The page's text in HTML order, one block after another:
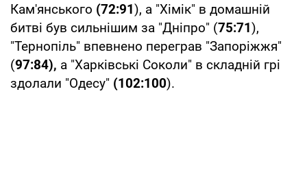
Кам'янського (72:91), а "Хімік" в домашній
битві був сильнішим за "Дніпро" (75:71),
"Тернопіль" впевнено переграв "Запоріжжя"
(97:84), а "Харківські Соколи" в складній грі
здолали "Одесу" (102:100).